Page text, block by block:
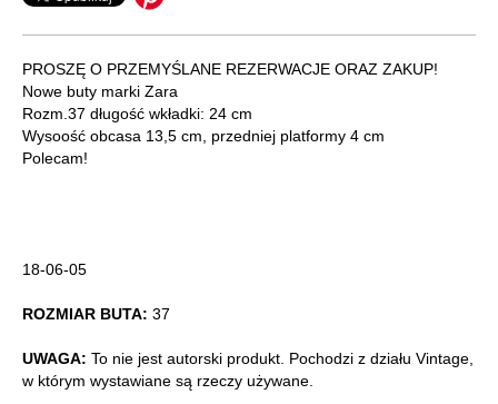
PROSZĘ O PRZEMYŚLANE REZERWACJE ORAZ ZAKUP!
Nowe buty marki Zara
Rozm.37 długość wkładki: 24 cm
Wysoość obcasa 13,5 cm, przedniej platformy 4 cm
Polecam!
18-06-05
ROZMIAR BUTA: 37
UWAGA: To nie jest autorski produkt. Pochodzi z działu Vintage,
w którym wystawiane są rzeczy używane.